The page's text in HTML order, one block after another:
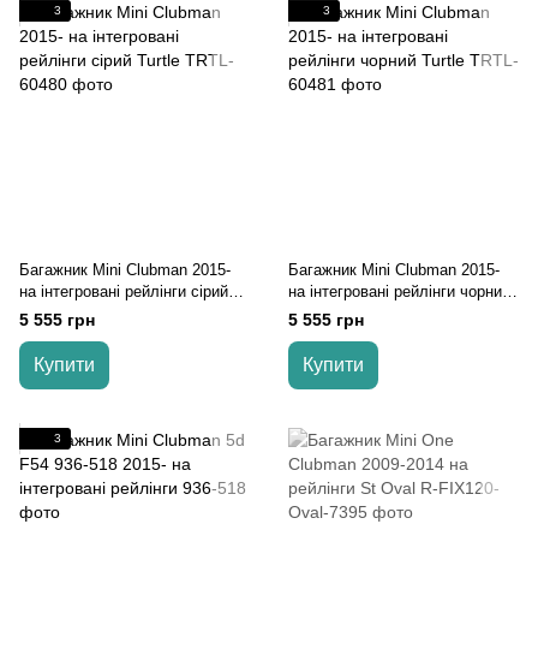
3
Багажник Mini Clubman 2015-
на інтегровані рейлінги cірий
Turtle
5 555 грн
Купити
3
Багажник Mini Clubman 2015-
на інтегровані рейлінги чорний
Turtle
5 555 грн
Купити
3